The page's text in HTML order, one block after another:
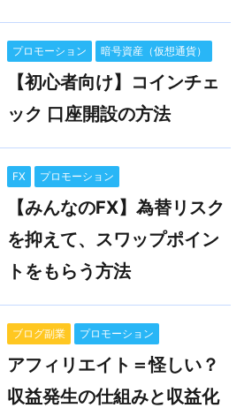
プロモーション 暗号資産（仮想通貨）
【初心者向け】コインチェ
ック 口座開設の方法
FX プロモーション
【みんなのFX】為替リスク
を抑えて、スワップポイン
トをもらう方法
ブログ副業 プロモーション
アフィリエイト＝怪しい？
収益発生の仕組みと収益化